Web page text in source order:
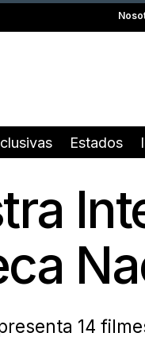
Estados
14